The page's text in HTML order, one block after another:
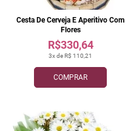
COMPRAR
3x de R$ 110,21
R$330,64
Cesta De Cerveja E Aperitivo Com
Flores